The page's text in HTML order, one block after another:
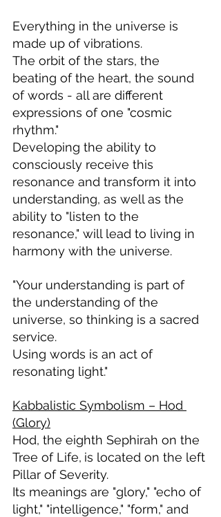
Everything in the universe is
made up of vibrations.
The orbit of the stars, the
beating of the heart, the sound
of words - all are different
expressions of one "cosmic
rhythm."
Developing the ability to
consciously receive this
resonance and transform it into
understanding, as well as the
ability to "listen to the
resonance," will lead to living in
harmony with the universe.
"Your understanding is part of
the understanding of the
universe, so thinking is a sacred
service.
Using words is an act of
resonating light."
Kabbalistic Symbolism – Hod
(Glory)
Hod, the eighth Sephirah on the
Tree of Life, is located on the left
Pillar of Severity.
Its meanings are "glory," "echo of
light," "intelligence," "form," and